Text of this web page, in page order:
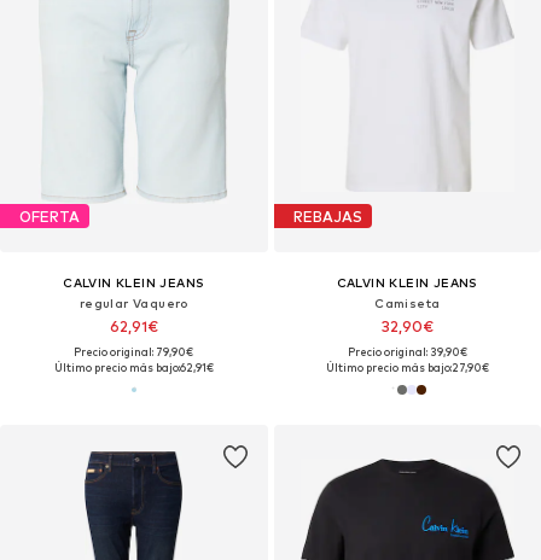
OFERTA
CALVIN KLEIN JEANS
regular Vaquero
62,91€
Precio original: 79,90€
Último precio más bajo:62,91€
REBAJAS
CALVIN KLEIN JEANS
Camiseta
32,90€
Precio original: 39,90€
Último precio más bajo:27,90€